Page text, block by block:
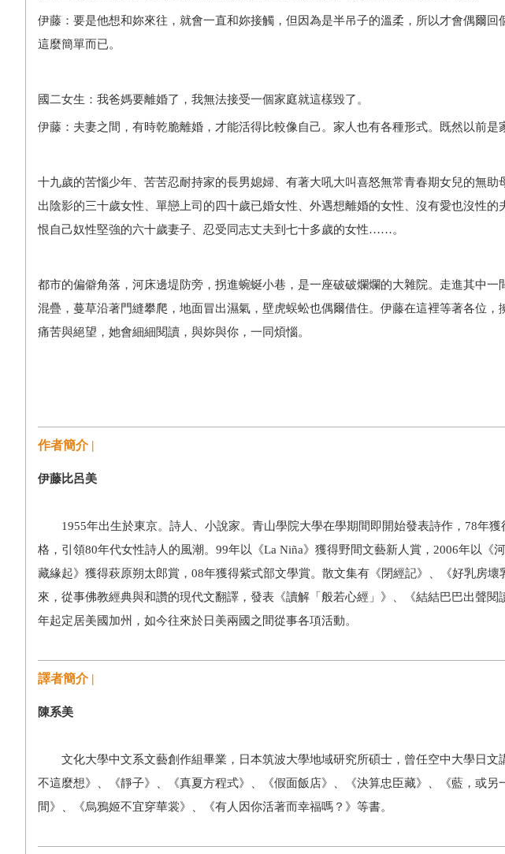
伊藤：要是他想和妳來往，就會一直和妳接觸，但因為是半吊子的溫柔，所以才會偶爾
這麼簡單而已。
國二女生：我爸媽要離婚了，我無法接受一個家庭就這樣毀了。
伊藤：夫妻之間，有時乾脆離婚，才能活得比較像自己。家人也有各種形式。既然以前是
十九歲的苦惱少年、苦苦忍耐持家的長男媳婦、有著大吼大叫喜怒無常青春期女兒的無
出陰影的三十歲女性、單戀上司的四十歲已婚女性、外遇想離婚的女性、沒有愛也沒性
恨自己奴性堅強的六十歲妻子、忍受同志丈夫到七十多歲的女性……。
都市的偏僻角落，河床邊堤防旁，拐進蜿蜒小巷，是一座破破爛爛的大雜院。走進其中
混疊，蔓草沿著門縫攀爬，地面冒出濕氣，壁虎蜈蚣也偶爾借住。伊藤在這裡等著各位
痛苦與絕望，她會細細閱讀，與妳與你，一同煩惱。
作者簡介 |
伊藤比呂美
1955年出生於東京。詩人、小說家。青山學院大學在學期間即開始發表詩作，78年獲
格，引領80年代女性詩人的風潮。99年以《La Niña》獲得野間文藝新人賞，2006年以《
藏緣起》獲得萩原朔太郎賞，08年獲得紫式部文學賞。散文集有《閉經記》、《好乳房
來，從事佛教經典與和讚的現代文翻譯，發表《讀解「般若心經」》、《結結巴巴出聲
年起定居美國加州，如今往來於日美兩國之間從事各項活動。
譯者簡介 |
陳系美
文化大學中文系文藝創作組畢業，日本筑波大學地域研究所碩士，曾任空中大學日文
不這麼想》、《靜子》、《真夏方程式》、《假面飯店》、《決算忠臣藏》、《藍，或
間》、《烏鴉姬不宜穿華裳》、《有人因你活著而幸福嗎？》等書。